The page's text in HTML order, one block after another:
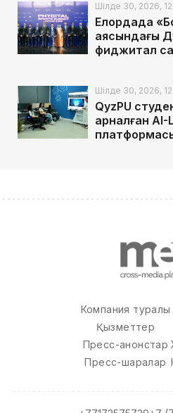
Шілде 30, 2026,
Елордада
аясындағы
фиджитал
Шілде 30, 2026,
QyzPU
арналған
Компания туралы
Қызметтер
Пресс-анонстар
Пресс-шаралар